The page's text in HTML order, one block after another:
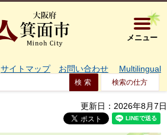
大阪府箕
メニュー
サイトマップ お問い合わせ Multilingual
検索の仕方
更新日：2026年8月7日